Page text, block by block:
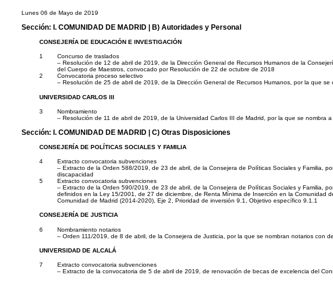
Lunes 06 de Mayo de 2019
Sección: I. COMUNIDAD DE MADRID | B) Autoridades y Personal
CONSEJERÍA DE EDUCACIÓN E INVESTIGACIÓN
1
Concurso de traslados
– Resolución de 12 de abril de 2019, de la Dirección General de Recursos Humanos de la
del Cuerpo de Maestros, convocado por Resolución de 22 de octubre de 2018
2
Convocatoria proceso selectivo
– Resolución de 25 de abril de 2019, de la Dirección General de Recursos Humanos, por la que
UNIVERSIDAD CARLOS III
3
Nombramiento
– Resolución de 11 de abril de 2019, de la Universidad Carlos III de Madrid, por la que se nombra
Sección: I. COMUNIDAD DE MADRID | C) Otras Disposiciones
CONSEJERÍA DE POLÍTICAS SOCIALES Y FAMILIA
4
Extracto convocatoria subvenciones
– Extracto de la Orden 588/2019, de 23 de abril, de la Consejera de Políticas Sociales y Familia,
discapacidad
5
Extracto convocatoria subvenciones
– Extracto de la Orden 590/2019, de 23 de abril, de la Consejera de Políticas Sociales y Familia,
definidos en la Ley 15/2001, de 27 de diciembre, de Renta Mínima de Inserción en la
Comunidad de Madrid (2014-2020), Eje 2, Prioridad de inversión 9.1, Objetivo específico 9.1.1
CONSEJERÍA DE JUSTICIA
6
Nombramiento notarios
– Orden 111/2019, de 8 de abril, de la Consejera de Justicia, por la que se nombran notarios con
UNIVERSIDAD DE ALCALÁ
7
Extracto convocatoria subvenciones
– Extracto de la convocatoria de 5 de abril de 2019, de renovación de becas de excelencia del